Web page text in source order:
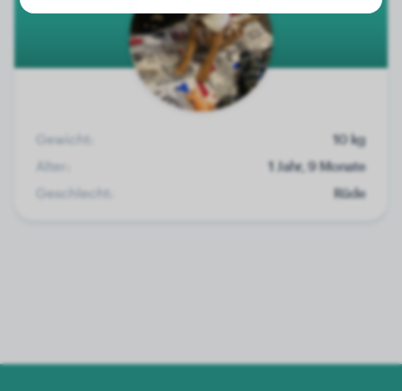
Gewicht:
10 kg
Alter:
1 Jahr, 9 Monate
Geschlecht:
Rüde